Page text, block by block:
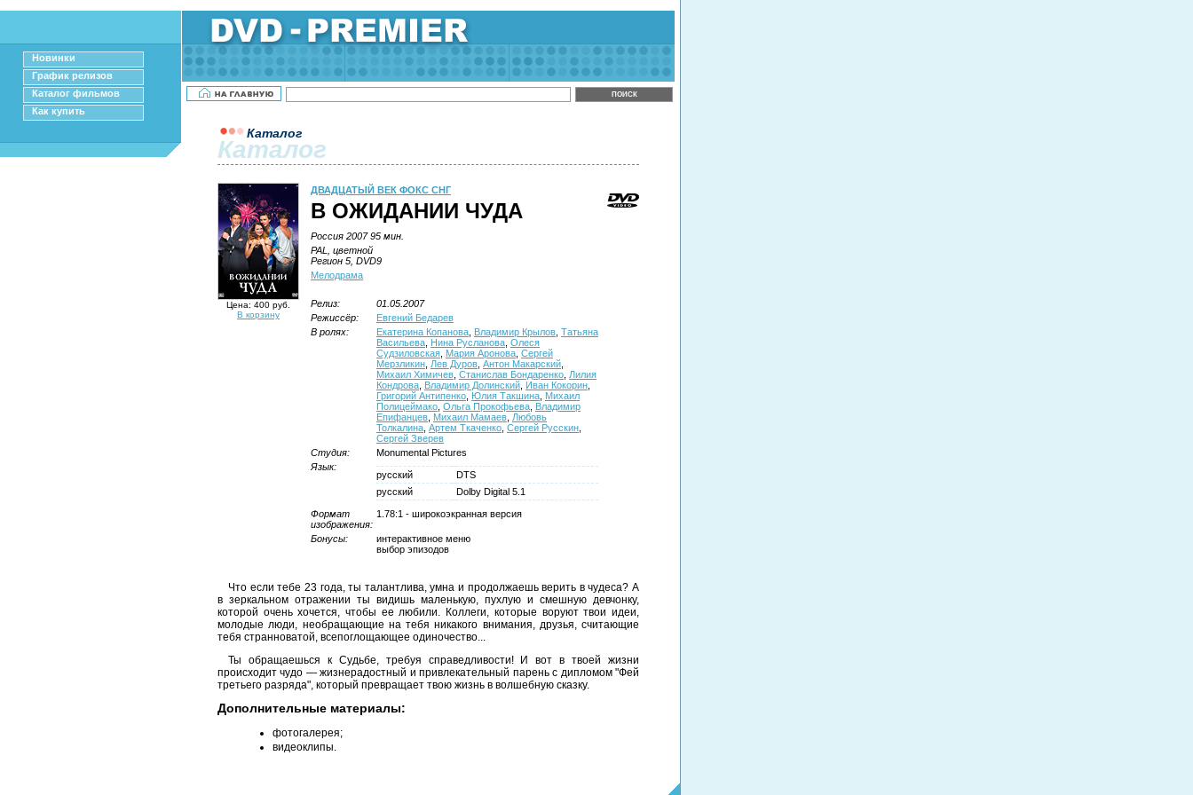
Новинки
График релизов
Каталог фильмов
Как купить
Каталог
Каталог
Цена: 400 руб.
В корзину
ДВАДЦАТЫЙ ВЕК ФОКС СНГ
В ОЖИДАНИИ ЧУДА
Россия 2007 95 мин.
PAL, цветной
Регион 5, DVD9
Мелодрама
Релиз:
01.05.2007
Режиссёр:
Евгений Бедарев
В ролях:
Екатерина Копанова Владимир Крылов Татьяна
Васильева Нина Русланова Олеся
Судзиловская Мария Аронова Сергей
Мерзликин Лев Дуров Антон Макарский
Михаил Химичев Станислав Бондаренко Лилия
Кондрова Владимир Долинский Иван Кокорин
Григорий Антипенко Юлия Такшина Михаил
Полицеймако Ольга Прокофьева Владимир
Епифанцев Михаил Мамаев Любовь
Толкалина Артем Ткаченко Сергей Русскин
Сергей Зверев
Студия:
Monumental Pictures
Язык:
русский
DTS
русский
Dolby Digital 5.1
Формат
изображения:
1.78:1 - широкоэкранная версия
Бонусы:
интерактивное меню
выбор эпизодов
Что если тебе 23 года, ты талантлива, умна и продолжаешь верить в чудеса? А
в зеркальном отражении ты видишь маленькую, пухлую и смешную девчонку,
которой очень хочется, чтобы ее любили. Коллеги, которые воруют твои идеи,
молодые люди, необращающие на тебя никакого внимания, друзья, считающие
тебя странноватой, всепоглощающее одиночество...
Ты обращаешься к Судьбе, требуя справедливости! И вот в твоей жизни
происходит чудо — жизнерадостный и привлекательный парень с дипломом "Фей
третьего разряда", который превращает твою жизнь в волшебную сказку.
Дополнительные материалы:
фотогалерея;
видеоклипы.